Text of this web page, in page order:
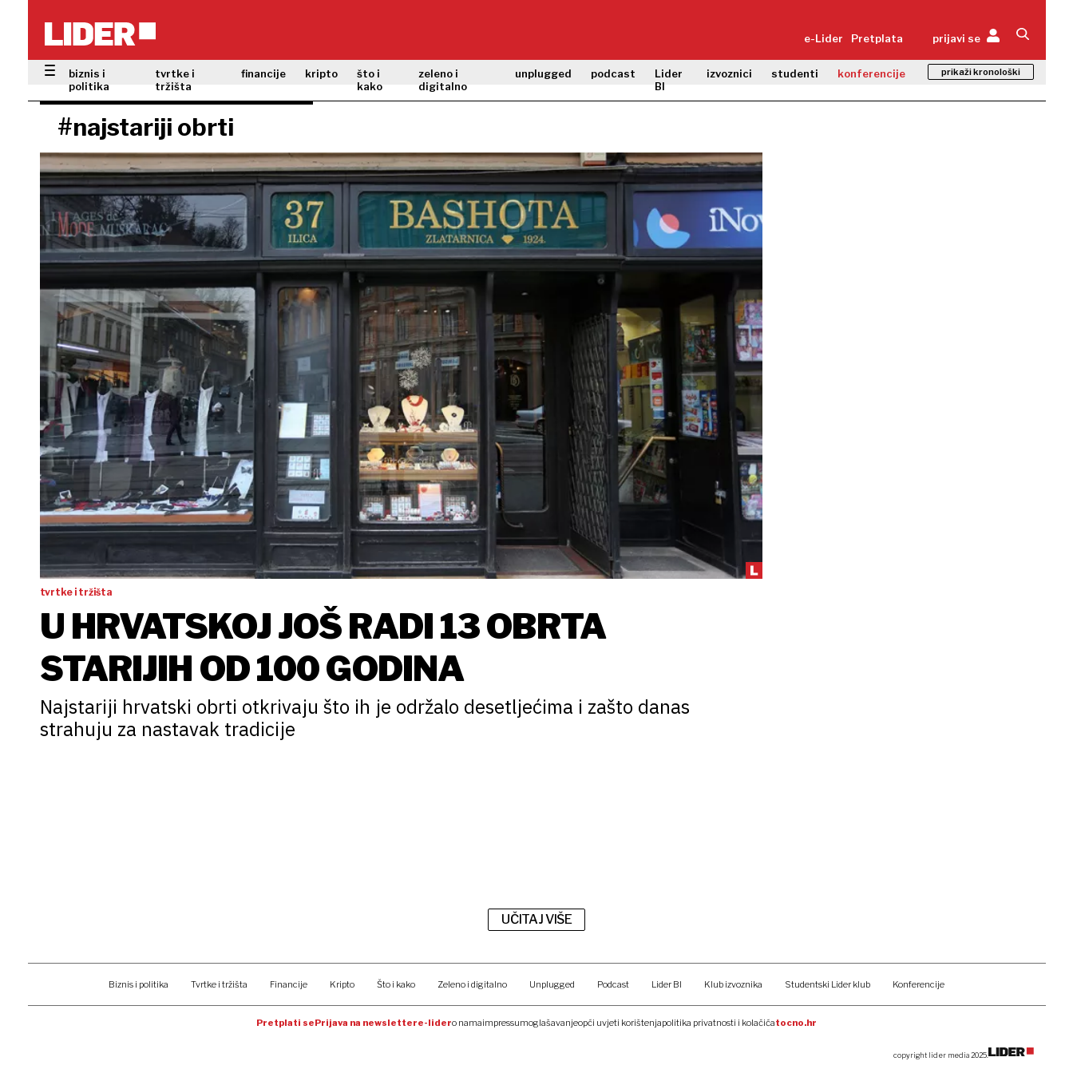
e-Lider Pretplata prijavi se
biznis i
politika
tvrtke i
tržišta
financije kripto
što i
kako
zeleno i
digitalno
unplugged podcast
Lider
BI
izvoznici studenti konferencije prikaži kronološki
#najstariji obrti
tvrtke i tržišta
U HRVATSKOJ JOŠ RADI 13 OBRTA
STARIJIH OD 100 GODINA
Najstariji hrvatski obrti otkrivaju što ih je održalo desetljećima i zašto danas
strahuju za nastavak tradicije
UČITAJ VIŠE
Biznis i politika Tvrtke i tržišta Financije Kripto Što i kako Zeleno i digitalno Unplugged Podcast Lider BI Klub izvoznika Studentski Lider klub Konferencije
Pretplati sePrijava na newslettere-lidero namaimpressumoglašavanjeopći uvjeti korištenjapolitika privatnosti i kolačićatocno.hr
copyright lider media 2025.